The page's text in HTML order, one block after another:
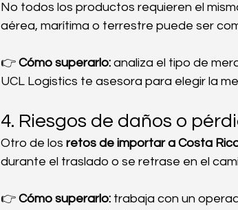
No todos los productos requieren el
aérea, marítima o terrestre puede ser
👉 Cómo superarlo: analiza el tipo de
UCL Logistics te asesora para elegir la
4. Riesgos de daños o
Otro de los retos de importar a Costa
durante el traslado o se retrase en el
👉 Cómo superarlo: trabaja con un